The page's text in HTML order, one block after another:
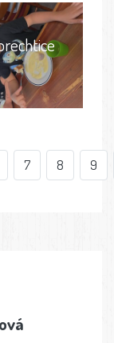
7 8 9